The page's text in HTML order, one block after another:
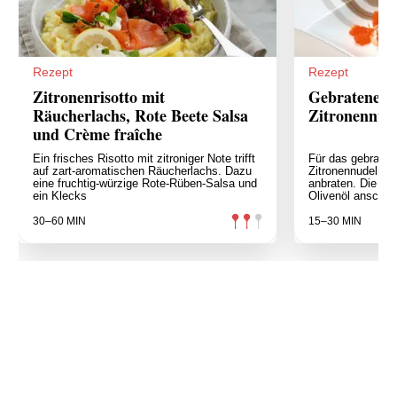
Rezept
Zitronenrisotto mit
Räucherlachs, Rote Beete Salsa
und Crème fraîche
Ein frisches Risotto mit zitroniger Note trifft
auf zart-aromatischen Räucherlachs. Dazu
eine fruchtig-würzige Rote-Rüben-Salsa und
ein Klecks
30–60 MIN
Rezept
Gebratenes
Für das
Zitronennudeln
anbraten. Die
Olivenöl
15–30 MIN